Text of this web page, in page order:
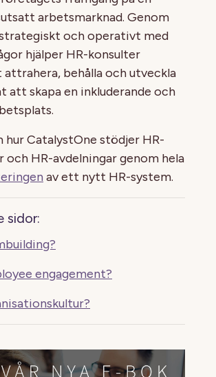
arbetsmarknad. Genom
och operativt med
hjälper HR-konsulter
behålla och utveckla
att skapa en inkluderande och
hur CatalystOne stödjer HR-
och HR-avdelningar genom hela
av ett nytt HR-system.
sidor:
engagement?